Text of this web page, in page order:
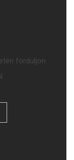
forduljon